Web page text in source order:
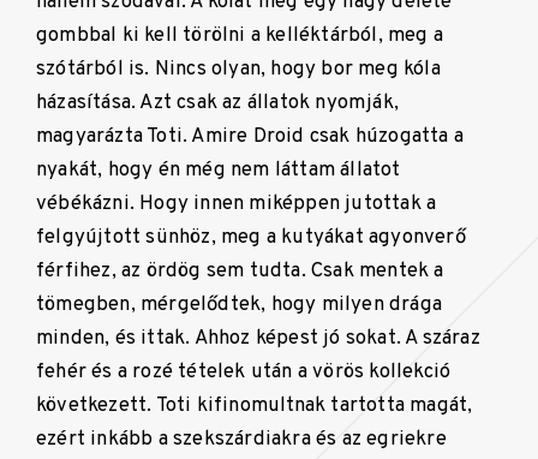
gombbal ki kell törölni a kelléktárból, meg a
szótárból is. Nincs olyan, hogy bor meg kóla
házasítása. Azt csak az állatok nyomják,
magyarázta Toti. Amire Droid csak húzogatta a
nyakát, hogy én még nem láttam állatot
vébékázni. Hogy innen miképpen jutottak a
felgyújtott sünhöz, meg a kutyákat agyonverő
férfihez, az ördög sem tudta. Csak mentek a
tömegben, mérgelődtek, hogy milyen drága
minden, és ittak. Ahhoz képest jó sokat. A száraz
fehér és a rozé tételek után a vörös kollekció
következett. Toti kifinomultnak tartotta magát,
ezért inkább a szekszárdiakra és az egriekre